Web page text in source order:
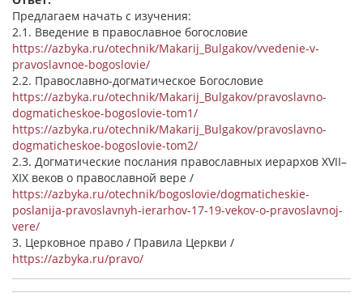
Предлагаем начать с изучения:
2.1. Введение в православное богословие
https://azbyka.ru/otechnik/Makarij_Bulgakov/vvedenie-v-
pravoslavnoe-bogoslovie/
2.2. Православно-догматическое Богословие
https://azbyka.ru/otechnik/Makarij_Bulgakov/pravoslavno-
dogmaticheskoe-bogoslovie-tom1/
https://azbyka.ru/otechnik/Makarij_Bulgakov/pravoslavno-
dogmaticheskoe-bogoslovie-tom2/
2.3. Догматические послания православных иерархов XVII–
XIX веков о православной вере /
https://azbyka.ru/otechnik/bogoslovie/dogmaticheskie-
poslanija-pravoslavnyh-ierarhov-17-19-vekov-o-pravoslavnoj-
vere/
3. Церковное право / Правила Церкви /
https://azbyka.ru/pravo/